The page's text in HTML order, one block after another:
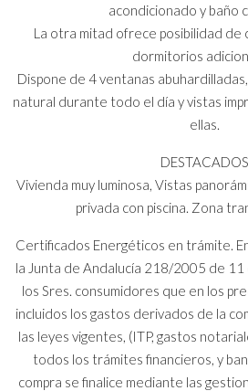
acondicionado y baño
La otra mitad ofrece posibilidad de
dormitorios
Dispone de 4 ventanas
natural durante todo el día y vistas
ellas.
DESTACADOS
Vivienda muy luminosa, Vistas
privada con piscina. Zona
Certificados Energéticos en trámite.
la Junta de Andalucía 218/2005 de
los Sres. consumidores que en los
incluidos los gastos derivados de la
las leyes vigentes, (ITP, gastos
todos los trámites financieros, y
compra se finalice mediante las